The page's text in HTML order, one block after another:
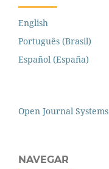
English
Português (Brasil)
Español (España)
Open Journal Systems
NAVEGAR